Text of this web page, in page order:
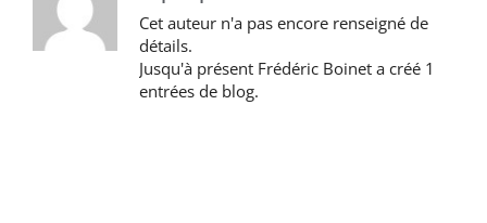
Cet auteur n'a pas encore renseigné de
détails.
Jusqu'à présent Frédéric Boinet a créé 1
entrées de blog.